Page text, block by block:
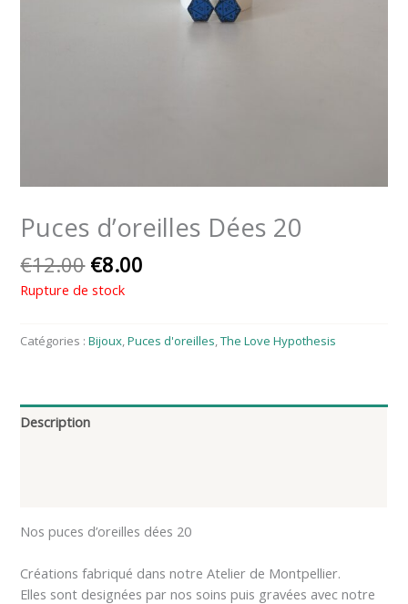
Puces d’oreilles Dées 20
€12.00 €8.00
Rupture de stock
Catégories :Bijoux,Puces d'oreilles,The Love Hypothesis
Description
Nos puces d’oreilles dées 20
Créations fabriqué dans notre Atelier de Montpellier.
Elles sont designées par nos soins puis gravées avec notre